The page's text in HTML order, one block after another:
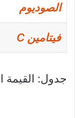
الصوديوم
فيتامين C
جدول: القيمة